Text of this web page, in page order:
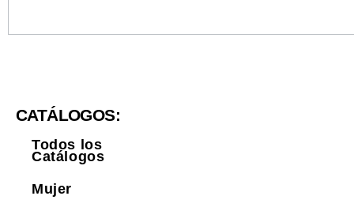
CATÁLOGOS:
Todos los
Catálogos
Mujer